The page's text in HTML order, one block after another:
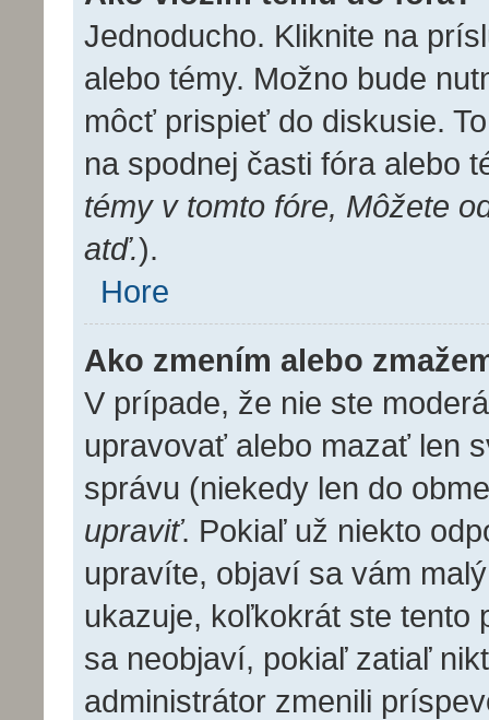
Jednoducho. Kliknite na
alebo témy. Možno bude
môcť prispieť do diskusie.
na spodnej časti fóra alebo
témy v tomto fóre, Môžete
atď.).
Hore
Ako zmením alebo
V prípade, že nie ste
upravovať alebo mazať len
správu (niekedy len do
upraviť. Pokiaľ už niekto
upravíte, objaví sa vám
ukazuje, koľkokrát ste tento
sa neobjaví, pokiaľ zatiaľ
administrátor zmenili